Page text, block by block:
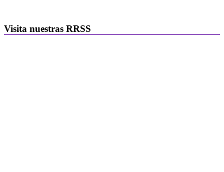
Visita nuestras RRSS